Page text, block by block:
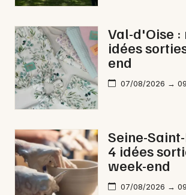
Val-d'Oise :
idées
end
07/08/2026 →
Seine-
4 idées
week-end
07/08/2026 →